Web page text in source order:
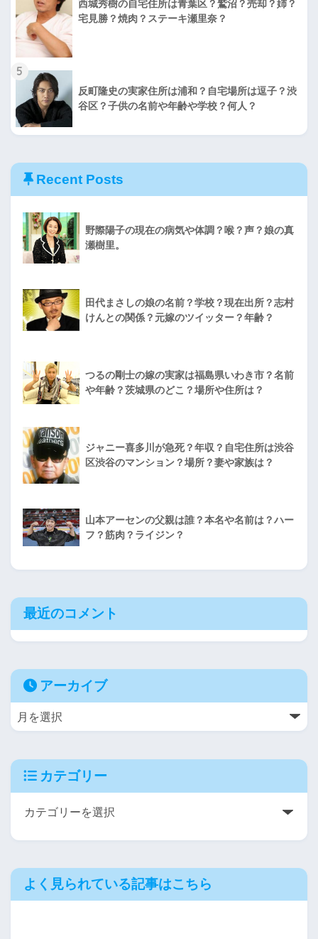
西城秀樹の自宅住所は青葉区？鷲沼？売却？姉？
宅見勝？焼肉？ステーキ瀬里奈？
5
反町隆史の実家住所は浦和？自宅場所は逗子？渋
谷区？子供の名前や年齢や学校？何人？
Recent Posts
野際陽子の現在の病気や体調？喉？声？娘の真
瀬樹里。
田代まさしの娘の名前？学校？現在出所？志村
けんとの関係？元嫁のツイッター？年齢？
つるの剛士の嫁の実家は福島県いわき市？名前
や年齢？茨城県のどこ？場所や住所は？
ジャニー喜多川が急死？年収？自宅住所は渋谷
区渋谷のマンション？場所？妻や家族は？
山本アーセンの父親は誰？本名や名前は？ハー
フ？筋肉？ライジン？
最近のコメント
アーカイブ
カテゴリー
よく見られている記事はこちら